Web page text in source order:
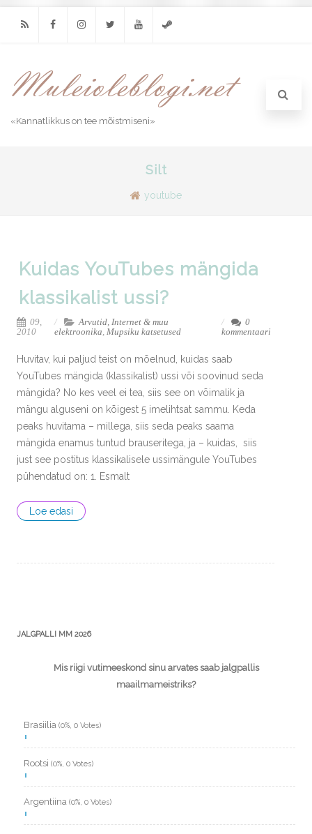
«Kannatlikkus on tee mõistmiseni»
Silt
youtube
Kuidas YouTubes mängida
klassikalist ussi?
09,
2010
Arvutid, Internet & muu
elektroonika,Mupsiku katsetused
0
kommentaari
Huvitav, kui paljud teist on mõelnud, kuidas saab
YouTubes mängida (klassikalist) ussi või soovinud seda
mängida? No kes veel ei tea, siis see on võimalik ja
mängu alguseni on kõigest 5 imelihtsat sammu. Keda
peaks huvitama – millega, siis seda peaks saama
mängida enamus tuntud brauseritega, ja – kuidas, siis
just see postitus klassikalisele ussimängule YouTubes
pühendatud on: 1. Esmalt
Loe edasi
JALGPALLI MM 2026
Mis riigi vutimeeskond sinu arvates saab jalgpallis
maailmameistriks?
Brasiilia (0%, 0 Votes)
Rootsi (0%, 0 Votes)
Argentiina (0%, 0 Votes)